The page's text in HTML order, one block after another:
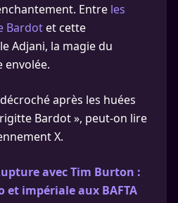
Entre les
Bardot et cette
Adjani, la magie du
envolée.
décroché après les huées
Bardot », peut-on lire
X.
avec Tim Burton :
et impériale aux BAFTA